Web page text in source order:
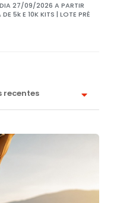
27/09/2026 A PARTIR
5k E 10K KITS | LOTE PRÉ
recentes